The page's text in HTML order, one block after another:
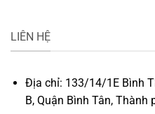
LIÊN HỆ
Địa chỉ: 133/14/1E Bình
B, Quận Bình Tân, Thành